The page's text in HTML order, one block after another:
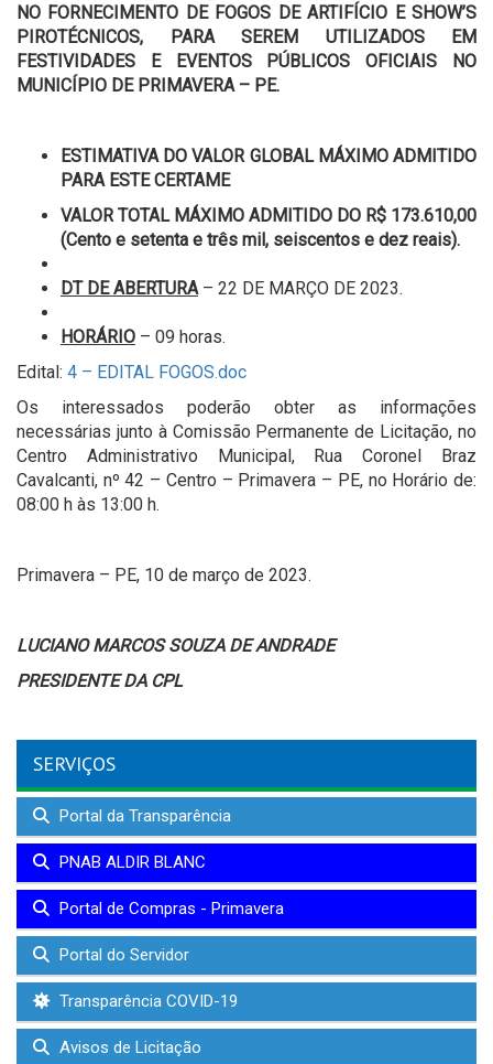
NO FORNECIMENTO DE FOGOS DE ARTIFÍCIO E SHOW’S
PIROTÉCNICOS,
PARA SEREM UTILIZADOS EM
FESTIVIDADES E EVENTOS PÚBLICOS OFICIAIS NO
MUNICÍPIO DE PRIMAVERA – PE.
ESTIMATIVA DO VALOR GLOBAL MÁXIMO ADMITIDO
PARA ESTE CERTAME
VALOR TOTAL MÁXIMO ADMITIDO DO R$ 173.610,00
(Cento e setenta e três mil, seiscentos e dez reais).
DT DE ABERTURA– 22 DE MARÇO DE 2023.
HORÁRIO – 09 horas.
Edital: 4 – EDITAL FOGOS.doc
Os interessados poderão obter as informações
necessárias junto à Comissão Permanente de Licitação, no
Centro Administrativo Municipal, Rua Coronel Braz
Cavalcanti, nº 42 – Centro – Primavera – PE, no Horário de:
08:00 h às 13:00 h.
Primavera – PE, 10 de março de 2023.
LUCIANO MARCOS SOUZA DE ANDRADE
PRESIDENTE DA CPL
SERVIÇOS
Portal da Transparência
PNAB ALDIR BLANC
Portal de Compras - Primavera
Portal do Servidor
Transparência COVID-19
Avisos de Licitação